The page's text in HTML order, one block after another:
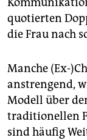
quotierten
die Frau nach
Manche (Ex-
anstrengend,
Modell über
traditionellen
sind häufig